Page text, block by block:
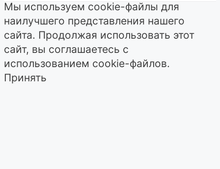
Мы используем cookie-файлы для
наилучшего представления нашего
сайта. Продолжая использовать этот
сайт, вы соглашаетесь с
использованием cookie-файлов.
Принять